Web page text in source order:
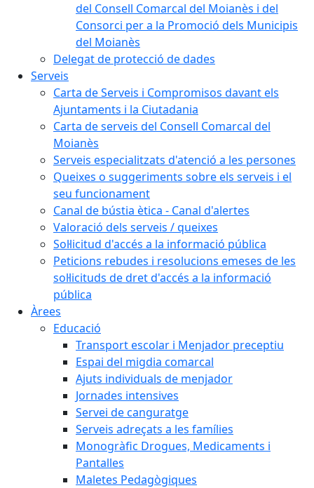
del Consell Comarcal del Moianès i del
Consorci per a la Promoció dels Municipis
del Moianès
Delegat de protecció de dades
Serveis
Carta de Serveis i Compromisos davant els
Ajuntaments i la Ciutadania
Carta de serveis del Consell Comarcal del
Moianès
Serveis especialitzats d'atenció a les persones
Queixes o suggeriments sobre els serveis i el
seu funcionament
Canal de bústia ètica - Canal d'alertes
Valoració dels serveis / queixes
Sol·licitud d'accés a la informació pública
Peticions rebudes i resolucions emeses de les
sol·licituds de dret d'accés a la informació
pública
Àrees
Educació
Transport escolar i Menjador preceptiu
Espai del migdia comarcal
Ajuts individuals de menjador
Jornades intensives
Servei de canguratge
Serveis adreçats a les famílies
Monogràfic Drogues, Medicaments i
Pantalles
Maletes Pedagògiques